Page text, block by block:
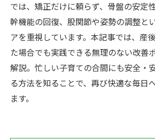
では、矯正だけに頼らず、骨盤の安定
幹機能の回復、股関節や姿勢の調整と
アを重視しています。本記事では、産
た場合でも実践できる無理のない改善
解説。忙しい子育ての合間にも安全・
る方法を知ることで、再び快適な毎日
ます。